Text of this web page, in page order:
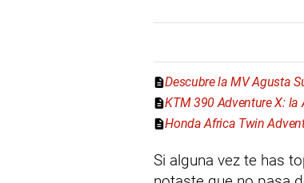
Descubre la MV Agusta
KTM 390 Adventure X: la
Honda Africa Twin
Si alguna vez te has